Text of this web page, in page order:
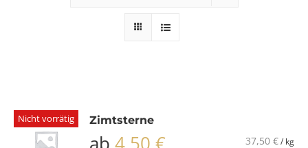
Nicht vorrätig Zimtsterne
37,50 €/ kg